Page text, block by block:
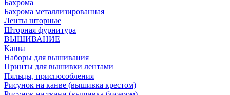
Бахрома
Бахрома металлизированная
Ленты шторные
Шторная фурнитура
ВЫШИВАНИЕ
Канва
Наборы для вышивания
Принты для вышивки лентами
Пяльцы, приспособления
Рисунок на канве (вышивка крестом)